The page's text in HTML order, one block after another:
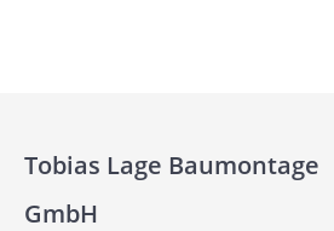
Tobias Lage Baumontage
GmbH